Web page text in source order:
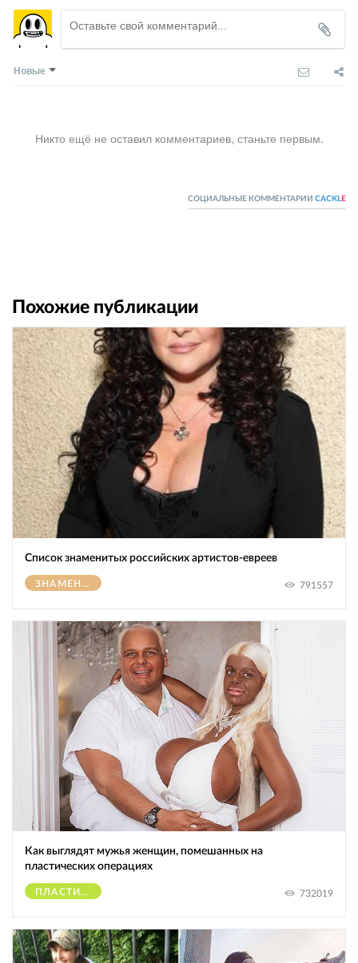
Новые
Никто ещё не оставил комментариев, станьте первым.
СОЦИАЛЬНЫЕ КОММЕНТАРИИ CACKL E
Похожие публикации
Список знаменитых российских артистов-евреев
ЗНАМЕНИТОСТИ 791557
Как выглядят мужья женщин, помешанных на
пластических операциях
ПЛАСТИЧЕСКИЕ ОПЕРАЦИИ 732019